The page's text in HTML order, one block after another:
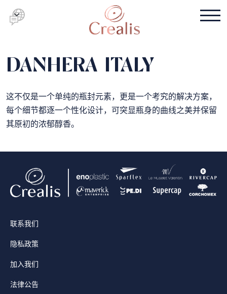
DANHERA ITALY
这不仅是一个单纯的瓶封元素，更是一个考究的解决方案，
每个细节都逐一个性化设计，可突显瓶身的曲线之美并保留
其原初的浓郁醇香。
联系我们
隐私政策
加入我们
法律公告